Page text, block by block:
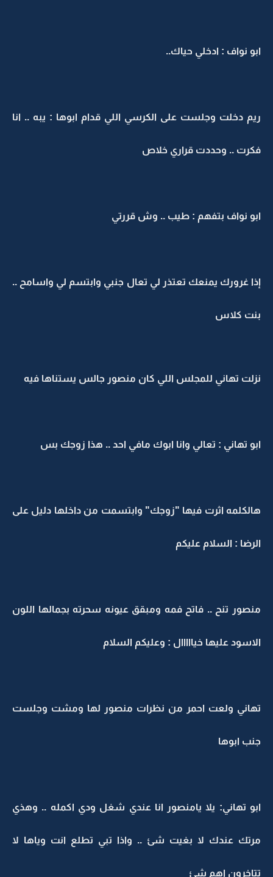
ابو نواف : ادخلي حياك..
ريم دخلت وجلست على الكرسي اللي قدام ابوها : يبه .. انا
فكرت .. وحددت قراري خلاص
ابو نواف بتفهم : طيب .. وش قررتي
إذا غرورك يمنعك تعتذر لي تعال جنبي وابتسم لي واسامح ..
بنت كلاس
نزلت تهاني للمجلس اللي كان منصور جالس يستناها فيه
ابو تهاني : تعالي وانا ابوك مافي احد .. هذا زوجك بس
هالكلمه اثرت فيها "زوجك" وابتسمت من داخلها دليل على
الرضا : السلام عليكم
منصور تنح .. فاتح فمه ومبقق عيونه سحرته بجمالها اللون
الاسود عليها خيااااال : وعليكم السلام
تهاني ولعت احمر من نظرات منصور لها ومشت وجلست
جنب ابوها
ابو تهاني: يلا يامنصور انا عندي شغل ودي اكمله .. وهذي
مرتك عندك لا بغيت شئ .. واذا تبي تطلع انت وياها لا
تتاخرون اهم شئ